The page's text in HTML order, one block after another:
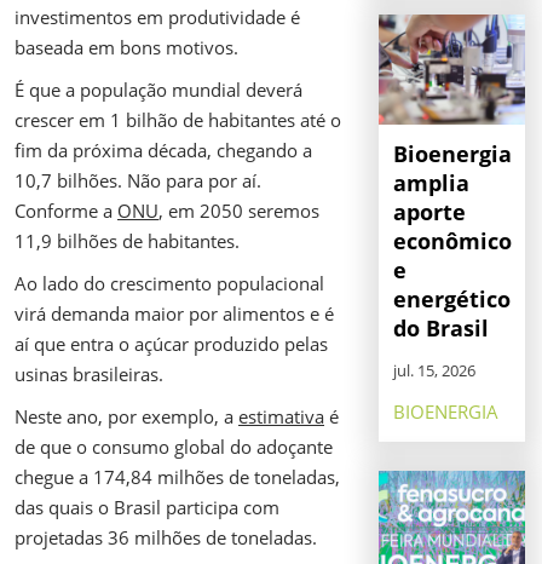
investimentos em produtividade é
baseada em bons motivos.
É que a população mundial deverá
crescer em 1 bilhão de habitantes até o
fim da próxima década, chegando a
10,7 bilhões. Não para por aí.
Conforme a ONU, em 2050 seremos
11,9 bilhões de habitantes.
Ao lado do crescimento populacional
virá demanda maior por alimentos e é
aí que entra o açúcar produzido pelas
usinas brasileiras.
Neste ano, por exemplo, a estimativa é
de que o consumo global do adoçante
chegue a 174,84 milhões de toneladas,
das quais o Brasil participa com
projetadas 36 milhões de toneladas.
Bioenergia
amplia
aporte
econômico
e
energético
do Brasil
jul. 15, 2026
BIOENERGIA